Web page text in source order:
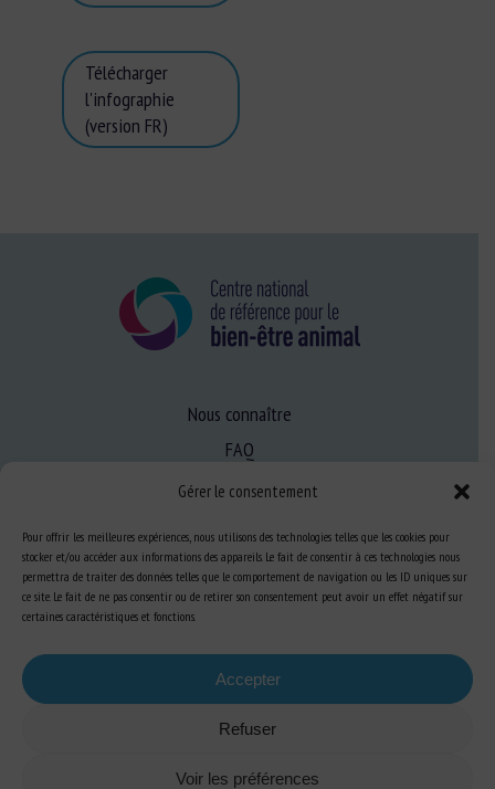
Gérer le consentement
Pour offrir les meilleures expériences, nous utilisons des technologies telles que les cookies pour
stocker et/ou accéder aux informations des appareils. Le fait de consentir à ces technologies nous
permettra de traiter des données telles que le comportement de navigation ou les ID uniques sur
ce site. Le fait de ne pas consentir ou de retirer son consentement peut avoir un effet négatif sur
certaines caractéristiques et fonctions.
Accepter
Refuser
Voir les préférences
Télécharger
l'infographie
(version FR)
Nous connaître
FAQ
S’informer sur le BEA
Se former au BEA
Ressources
S’abonner aux actualités